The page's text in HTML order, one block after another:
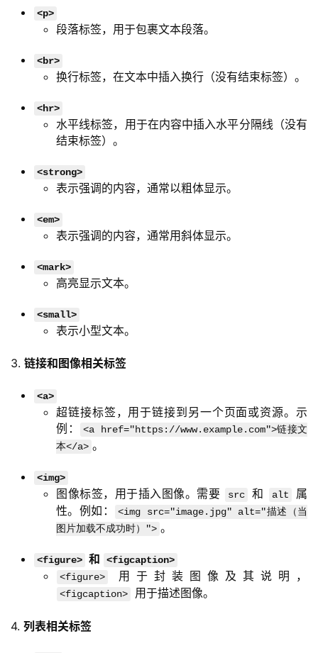
<p>
段落标签，用于包裹文本段落。
<br>
换行标签，在文本中插入换行（没有结束标签）。
<hr>
水平线标签，用于在内容中插入水平分隔线（没有
结束标签）。
<strong>
表示强调的内容，通常以粗体显示。
<em>
表示强调的内容，通常用斜体显示。
<mark>
高亮显示文本。
<small>
表示小型文本。
3. 链接和图像相关标签
<a>
超链接标签，用于链接到另一个页面或资源。示
例：
<a href="https://www.example.com">链接文
本</a> 。
<img>
图像标签，用于插入图像。需要 src 和 alt
属
性。例如：
<img src="image.jpg" alt="描述（当
图片加载不成功时）"> 。
<figure> 和
<figcaption>
<figure>
用于封装图像及其说明，
<figcaption> 用于描述图像。
4. 列表相关标签